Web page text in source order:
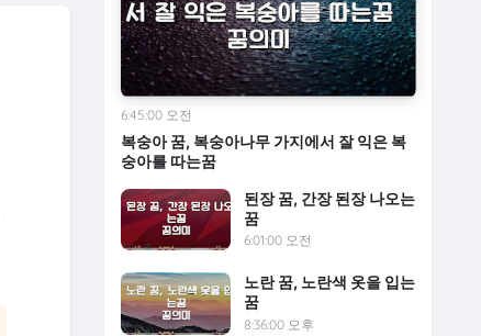
복숭아 꿈, 복숭아나무 가지에서 잘 익은 복
숭아를 따는꿈
6:45:00 오전
된장 꿈, 간장 된장 나오는
꿈
6:01:00 오전
노란 꿈, 노란색 옷을 입는
꿈
8:36:00 오후